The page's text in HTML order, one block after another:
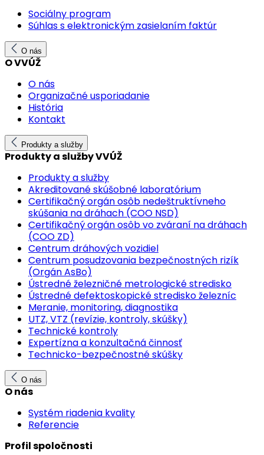
Sociálny program
Súhlas s elektronickým zasielaním faktúr
O nás
O VVÚŽ
O nás
Organizačné usporiadanie
História
Kontakt
Produkty a služby
Produkty a služby VVÚŽ
Produkty a služby
Akreditované skúšobné laboratórium
Certifikačný orgán osôb nedeštruktívneho
skúšania na dráhach (COO NSD)
Certifikačný orgán osôb vo zváraní na dráhach
(COO ZD)
Centrum dráhových vozidiel
Centrum posudzovania bezpečnostných rizík
(Orgán AsBo)
Ústredné železničné metrologické stredisko
Ústredné defektoskopické stredisko železníc
Meranie, monitoring, diagnostika
UTZ, VTZ (revízie, kontroly, skúšky)
Technické kontroly
Expertízna a konzultačná činnosť
Technicko-bezpečnostné skúšky
O nás
O nás
Systém riadenia kvality
Referencie
Profil spoločnosti